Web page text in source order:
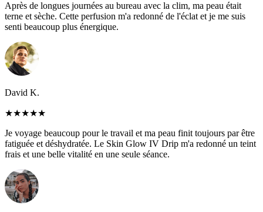
Après de longues journées au bureau avec la clim, ma peau était
terne et sèche. Cette perfusion m'a redonné de l'éclat et je me suis
senti beaucoup plus énergique.
David K.
★★★★★
Je voyage beaucoup pour le travail et ma peau finit toujours par être
fatiguée et déshydratée. Le Skin Glow IV Drip m'a redonné un teint
frais et une belle vitalité en une seule séance.